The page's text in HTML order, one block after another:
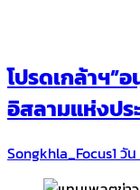
โปรดเกล้าฯ”
อิสลามแห่งปร
Songkhla_Focus1 วั